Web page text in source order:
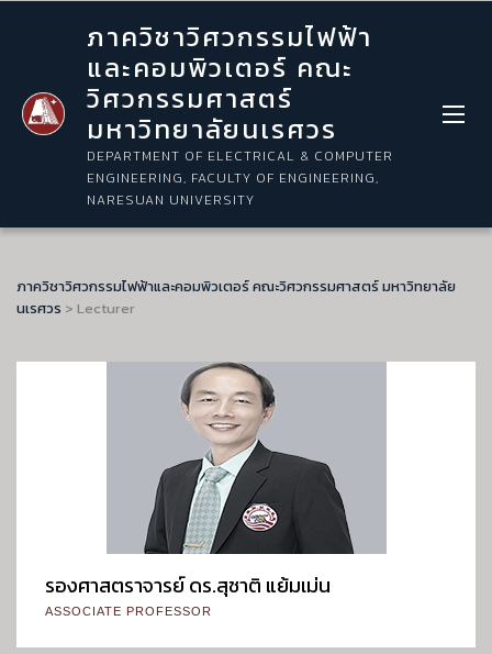
ภาควิชาวิศวกรรมไฟฟ้า
และคอมพิวเตอร์ คณะ
วิศวกรรมศาสตร์
มหาวิทยาลัยนเรศวร
DEPARTMENT OF ELECTRICAL & COMPUTER
ENGINEERING, FACULTY OF ENGINEERING,
NARESUAN UNIVERSITY
ภาควิชาวิศวกรรมไฟฟ้าและคอมพิวเตอร์ คณะวิศวกรรมศาสตร์ มหาวิทยาลัย
นเรศวร > Lecturer
รองศาสตราจารย์ ดร.สุชาติ แย้มเม่น
ASSOCIATE PROFESSOR